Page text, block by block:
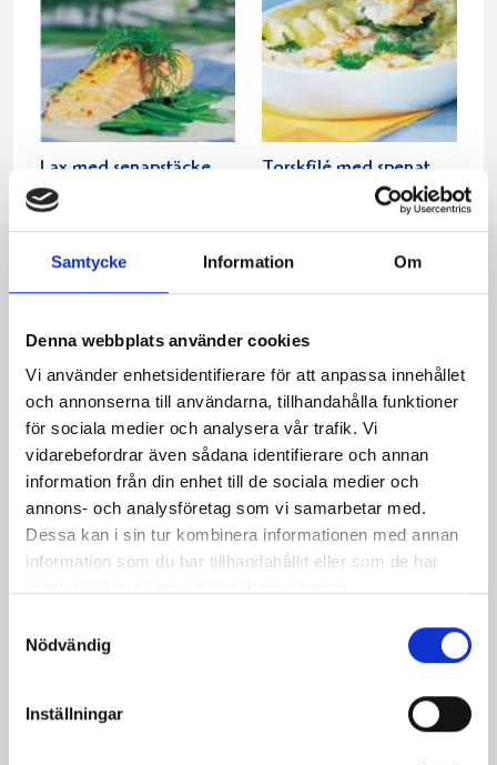
Samtycke Information Om
Denna webbplats använder cookies
Vi använder enhetsidentifierare för att anpassa innehållet
och annonserna till användarna, tillhandahålla funktioner
för sociala medier och analysera vår trafik. Vi
vidarebefordrar även sådana identifierare och annan
information från din enhet till de sociala medier och
annons- och analysföretag som vi samarbetar med.
Dessa kan i sin tur kombinera informationen med annan
information som du har tillhandahållit eller som de har
Nödvändig
Inställningar
Lax med senapstäcke
och krämig sås
Torskfilé med spenat
mumsig fyllning